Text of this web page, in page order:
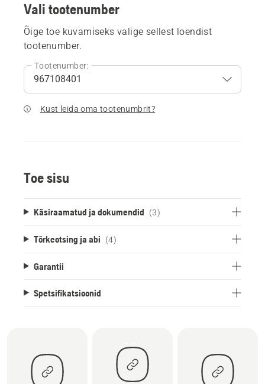
Vali tootenumber
Õige toe kuvamiseks valige sellest loendist
tootenumber.
Tootenumber:
Kust leida oma tootenumbrit?
Toe sisu
Käsiraamatud ja dokumendid (3)
Tõrkeotsing ja abi (4)
Garantii
Spetsifikatsioonid